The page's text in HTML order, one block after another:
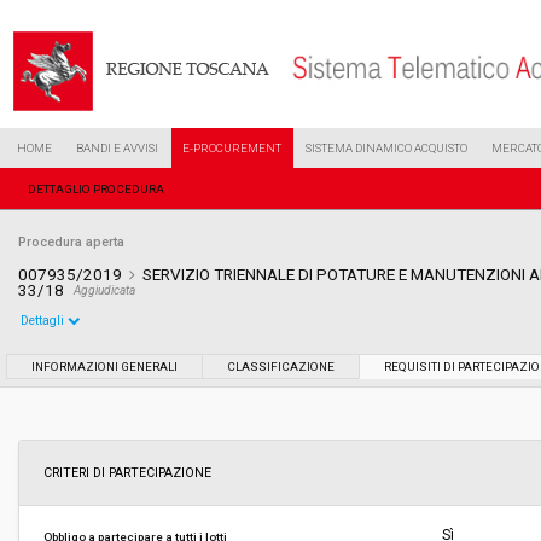
HOME BANDI E AVVISI E-PROCUREMENT SISTEMA DINAMICO ACQUISTO
DETTAGLIO PROCEDURA
Procedura aperta
007935/2019
SERVIZIO TRIENNALE DI POTATURE E MANUTENZIONI
33/18
Aggiudicata
Data pubblicazione:
Svolgimento:
Dettagli
INFORMAZIONI GENERALI CLASSIFICAZIONE REQUISITI DI
CRITERI DI PARTECIPAZIONE
Obbligo a partecipare a tutti i lotti Sì